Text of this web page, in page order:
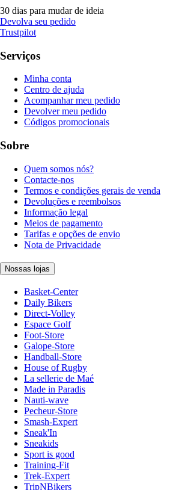
30 dias para mudar de ideia
Devolva seu pedido
Trustpilot
Serviços
Minha conta
Centro de ajuda
Acompanhar meu pedido
Devolver meu pedido
Códigos promocionais
Sobre
Quem somos nós?
Contacte-nos
Termos e condições gerais de venda
Devoluções e reembolsos
Informação legal
Meios de pagamento
Tarifas e opções de envio
Nota de Privacidade
Nossas lojas
Basket-Center
Daily Bikers
Direct-Volley
Espace Golf
Foot-Store
Galope-Store
Handball-Store
House of Rugby
La sellerie de Maé
Made in Paradis
Nauti-wave
Pecheur-Store
Smash-Expert
Sneak'In
Sneakids
Sport is good
Training-Fit
Trek-Expert
TripNBikers